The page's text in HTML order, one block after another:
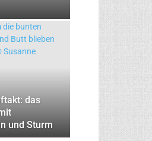
das
und Sturm